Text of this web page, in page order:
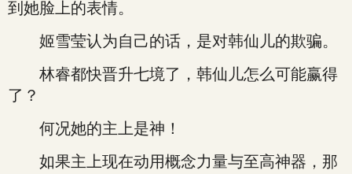
到她脸上的表情。
姬雪莹认为自己的话，是对韩仙儿的欺骗。
林睿都快晋升七境了，韩仙儿怎么可能赢得
了？
何况她的主上是神！
如果主上现在动用概念力量与至高神器，那